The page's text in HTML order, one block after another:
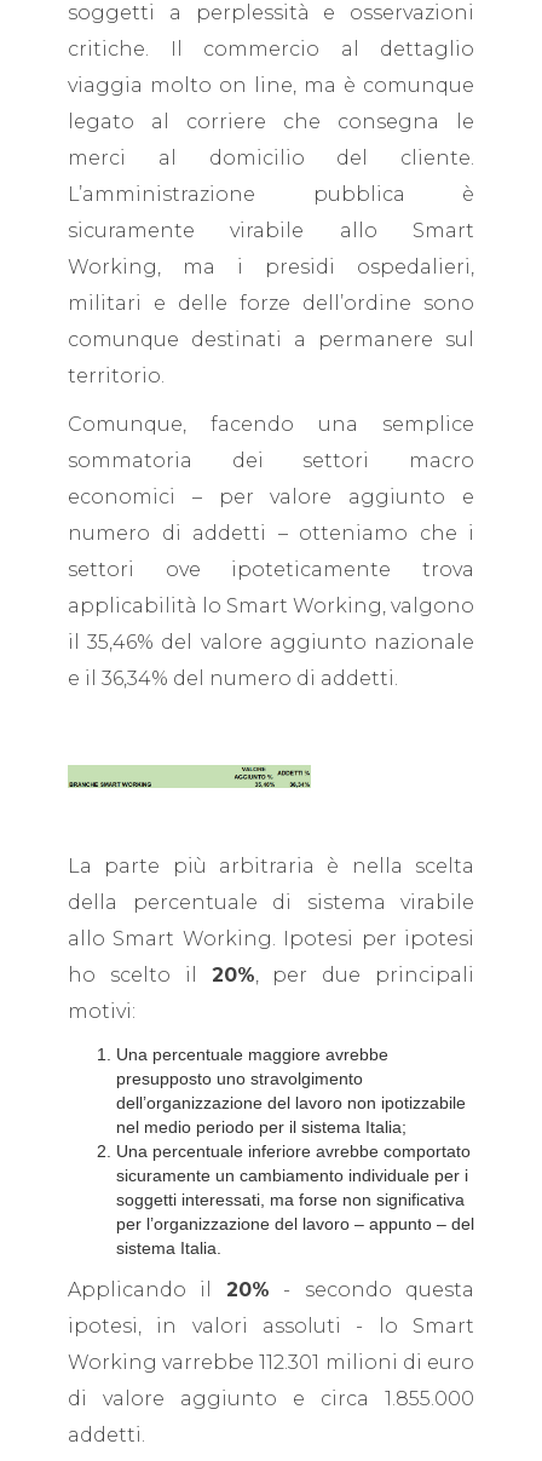
soggetti a perplessità e osservazioni
critiche. Il commercio al dettaglio
viaggia molto on line, ma è comunque
legato al corriere che consegna le
merci al domicilio del cliente.
L’amministrazione pubblica è
sicuramente virabile allo Smart
Working, ma i presidi ospedalieri,
militari e delle forze dell’ordine sono
comunque destinati a permanere sul
territorio.
Comunque, facendo una semplice
sommatoria dei settori macro
economici – per valore aggiunto e
numero di addetti – otteniamo che i
settori ove ipoteticamente trova
applicabilità lo Smart Working, valgono
il 35,46% del valore aggiunto nazionale
e il 36,34% del numero di addetti.
La parte più arbitraria è nella scelta
della percentuale di sistema virabile
allo Smart Working. Ipotesi per ipotesi
ho scelto il 20%, per due principali
motivi:
Una percentuale maggiore avrebbe
presupposto uno stravolgimento
dell’organizzazione del lavoro non ipotizzabile
nel medio periodo per il sistema Italia;
Una percentuale inferiore avrebbe comportato
sicuramente un cambiamento individuale per i
soggetti interessati, ma forse non significativa
per l’organizzazione del lavoro – appunto – del
sistema Italia.
Applicando il 20% - secondo questa
ipotesi, in valori assoluti - lo Smart
Working varrebbe 112.301 milioni di euro
di valore aggiunto e circa 1.855.000
addetti.